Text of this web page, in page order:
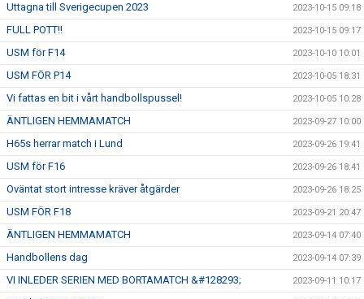
Uttagna till Sverigecupen 2023 2023-10-15 09:18
FULL POTT!! 2023-10-15 09:17
USM för F14 2023-10-10 10:01
USM FÖR P14 2023-10-05 18:31
Vi fattas en bit i vårt handbollspussel! 2023-10-05 10:28
ÄNTLIGEN HEMMAMATCH 2023-09-27 10:00
H65s herrar match i Lund 2023-09-26 19:41
USM för F16 2023-09-26 18:41
Oväntat stort intresse kräver åtgärder 2023-09-26 18:25
USM FÖR F18 2023-09-21 20:47
ÄNTLIGEN HEMMAMATCH 2023-09-14 07:40
Handbollens dag 2023-09-14 07:39
VI INLEDER SERIEN MED BORTAMATCH &#128293; 2023-09-11 10:17